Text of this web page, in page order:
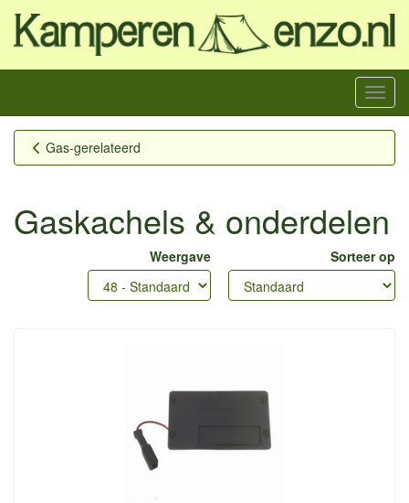
Menu
Gas-gerelateerd
Gaskachels & onderdelen
Weergave Sorteer op